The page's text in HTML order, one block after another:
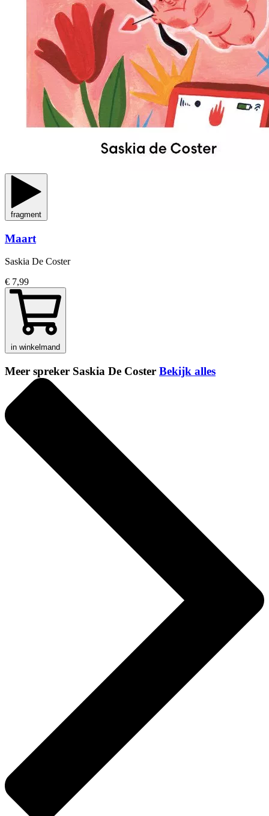
fragment
Maart
Saskia De Coster
€ 7,99
in winkelmand
Meer spreker Saskia De Coster Bekijk alles